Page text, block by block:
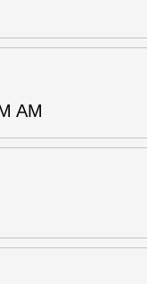
AM